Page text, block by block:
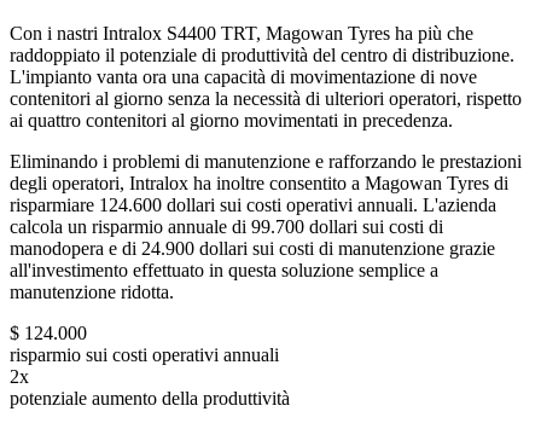
Con i nastri Intralox S4400 TRT, Magowan Tyres ha più che
raddoppiato il potenziale di produttività del centro di distribuzione.
L'impianto vanta ora una capacità di movimentazione di nove
contenitori al giorno senza la necessità di ulteriori operatori, rispetto
ai quattro contenitori al giorno movimentati in precedenza.
Eliminando i problemi di manutenzione e rafforzando le prestazioni
degli operatori, Intralox ha inoltre consentito a Magowan Tyres di
risparmiare 124.600 dollari sui costi operativi annuali. L'azienda
calcola un risparmio annuale di 99.700 dollari sui costi di
manodopera e di 24.900 dollari sui costi di manutenzione grazie
all'investimento effettuato in questa soluzione semplice a
manutenzione ridotta.
$ 124.000
risparmio sui costi operativi annuali
2x
potenziale aumento della produttività